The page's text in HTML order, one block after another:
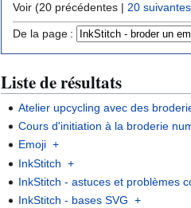
Voir (20 précédentes | 20 suivantes
De la page :
Liste de résultats
Atelier upcycling avec des
Cours d'initiation à la broderie
Emoji +
InkStitch +
InkStitch - astuces et problèmes
InkStitch - bases SVG +